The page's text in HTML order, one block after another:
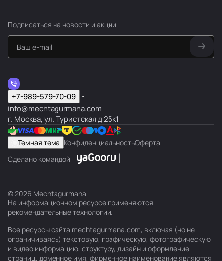
Подписаться на новости и акции
+7-989-579-70-09
info@mechtagurmana.com
г. Москва, ул. Туристская д 25к1
Темная тема КонфиденциальностьОферта
Сделано командой
© 2026 Mechtagurmana
На информационном ресурсе применяются
рекомендательные технологии.
Все ресурсы сайта mechtagurmana.com, включая (но не
ограничиваясь) текстовую, графическую, фотографическую
и видео информацию, структуру, дизайн и оформление
страниц, доменное имя, фирменное наименование являются